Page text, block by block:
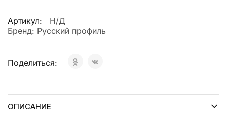
Артикул:
Н/Д
Бренд: Русский профиль
Поделиться:
ОПИСАНИЕ